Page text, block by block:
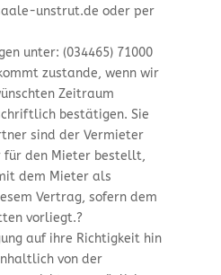
unstrut.de oder per
unter: (034465) 71000
zustande, wenn wir
Zeitraum
bestätigen. Sie
sind der Vermieter
für den Mieter bestellt,
dem Mieter als
Vertrag, sofern dem
vorliegt.?
auf ihre Richtigkeit hin
von der